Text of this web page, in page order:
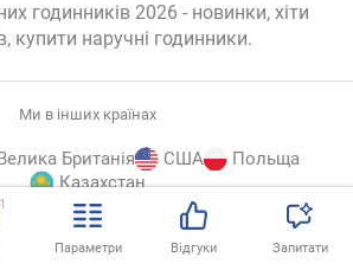
1
Параметри Відгуки Запитати
годинників 2026 - новинки, хіти
купити наручні годинники.
Ми в інших країнах
Велика Британія США
Польща
Казахстан
ВГОРУ